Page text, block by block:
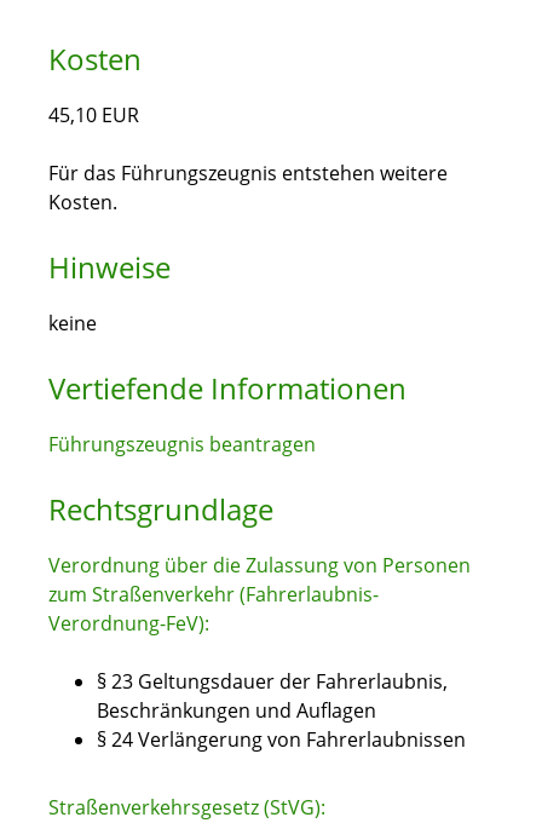
Kosten
45,10 EUR
Für das Führungszeugnis entstehen weitere
Kosten.
Hinweise
keine
Vertiefende Informationen
Führungszeugnis beantragen
Rechtsgrundlage
Verordnung über die Zulassung von Personen
zum Straßenverkehr (Fahrerlaubnis-
Verordnung-FeV):
§ 23 Geltungsdauer der Fahrerlaubnis,
Beschränkungen und Auflagen
§ 24 Verlängerung von Fahrerlaubnissen
Straßenverkehrsgesetz (StVG):